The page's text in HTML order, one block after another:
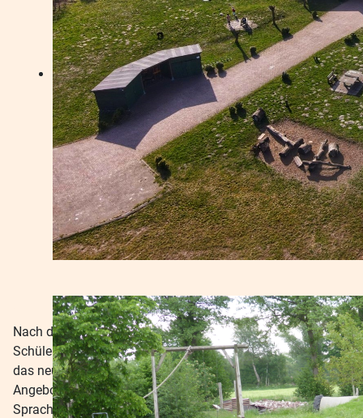
Nach den Herbstferien starteten alle Schülerinnen und
Schüler mit einer abwechslungsreichen “English Week” in
das neue Quartal. In verschiedenen klassenübergreifenden
Angeboten wurde mit viel Kreativität, Begeisterung und
Sprachwitz gearbeitet. Am 30. Oktober präsentierten die